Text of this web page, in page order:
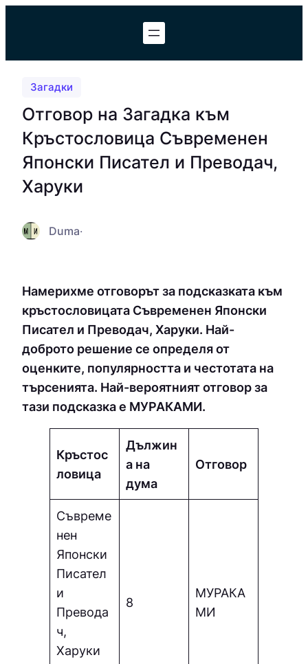
Загадки
Отговор на Загадка към
Кръстословица Съвременен
Японски Писател и Преводач,
Харуки
Duma·
Намерихме отговорът за подсказката към
кръстословицата Съвременен Японски
Писател и Преводач, Харуки. Най-
доброто решение се определя от
оценките, популярността и честотата на
търсенията. Най-вероятният отговор за
тази подсказка е МУPAКAМИ.
Кръстос
ловица
Дължин
а на
дума
Отговор
Съвреме
нен
Японски
Писател
и
Превода
ч,
Харуки
8
МУPAКA
МИ